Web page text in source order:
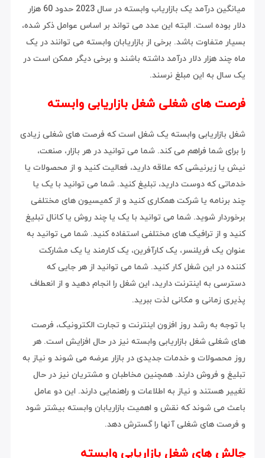
میانگین درآمد یک بازاریاب وابسته در سال 2023 حدود 60 هزار
دلار بوده است. البته این عدد می تواند بر اساس عوامل ذکر شده،
بسیار متفاوت باشد. برخی از بازاریابان وابسته می توانند در یک
ماه چند هزار دلار درآمد داشته باشند و برخی دیگر ممکن است در
یک سال به این مبلغ نرسند.
فرصت های شغلی شغل بازاریابی وابسته
شغل بازاریابی وابسته یک شغل است که فرصت های شغلی زیادی
را برای شما فراهم می کند. شما می توانید در هر بازار، صنعت،
نیش یا زیرنیشی که علاقه دارید، فعالیت کنید و از محصولات یا
خدماتی که دوست دارید، تبلیغ کنید. شما می توانید با یک یا
چند برنامه یا شرکت همکاری کنید و از کمیسیون های مختلفی
برخوردار شوید. شما می توانید با یک یا چند روش یا کانال تبلیغ
کنید و از ترافیک های مختلفی استفاده کنید. شما می توانید به
عنوان یک فریلنسر، یک کارآفرین، یک کارمند یا یک مشارکت
کننده در این شغل کار کنید. شما می توانید از هر جایی که
دسترسی به اینترنت دارید، این شغل را انجام دهید و از انعطاف
پذیری زمانی و مکانی لذت ببرید.
با توجه به رشد روز افزون اینترنت و تجارت الکترونیک، فرصت
های شغلی شغل بازاریابی وابسته نیز در حال افزایش است. هر
روز محصولات و خدمات جدیدی در بازار عرضه می شوند و نیاز به
تبلیغ و فروش دارند. همچنین مخاطبان و مشتریان نیز در حال
تغییر هستند و نیاز به اطلاعات و راهنمایی دارند. این دو عامل
باعث می شوند که نقش و اهمیت بازاریابان وابسته بیشتر شود
و فرصت های شغلی آنها را گسترش دهد.
چالش های شغل بازاریابی وابسته